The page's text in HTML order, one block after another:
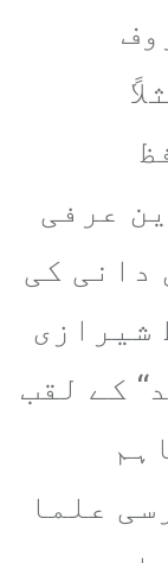
عرفی
دانی کی
شیرازی
کے لقب
علما